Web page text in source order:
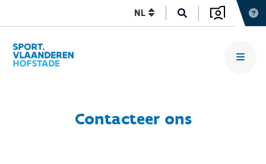
NL
Contacteer ons